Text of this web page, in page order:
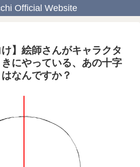
Official Website
け】絵師さんがキャラクタ
にやっている、あの十字
なんですか？